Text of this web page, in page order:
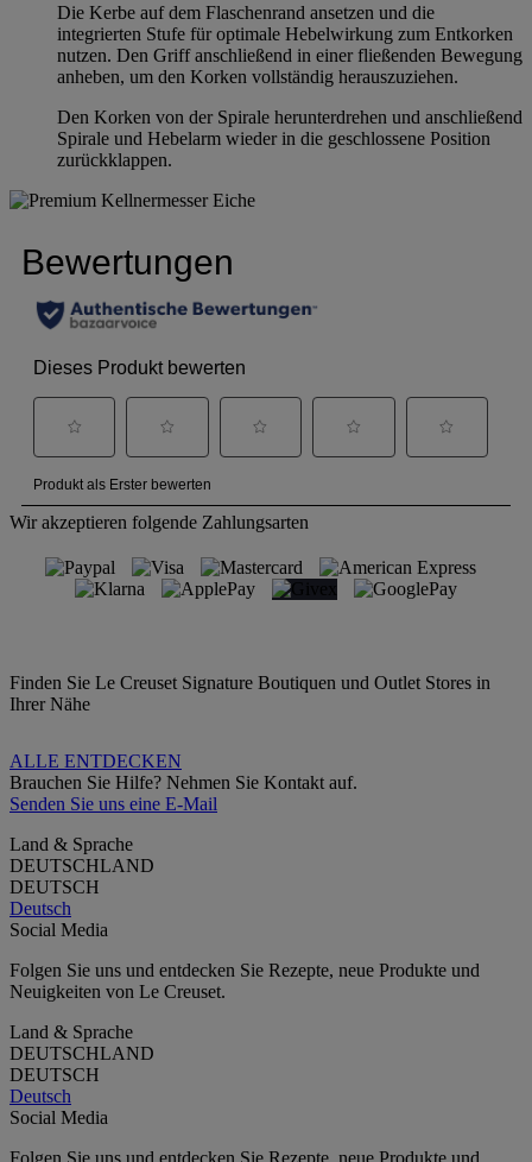
Die Kerbe auf dem Flaschenrand ansetzen und die
integrierten Stufe für optimale Hebelwirkung zum Entkorken
nutzen. Den Griff anschließend in einer fließenden Bewegung
anheben, um den Korken vollständig herauszuziehen.
Den Korken von der Spirale herunterdrehen und anschließend
Spirale und Hebelarm wieder in die geschlossene Position
zurückklappen.
Wir akzeptieren folgende Zahlungsarten
Finden Sie Le Creuset Signature Boutiquen und Outlet Stores in
Ihrer Nähe
ALLE ENTDECKEN
Brauchen Sie Hilfe? Nehmen Sie Kontakt auf.
Senden Sie uns eine E-Mail
Land & Sprache
DEUTSCHLAND
DEUTSCH
Deutsch
Social Media
Folgen Sie uns und entdecken Sie Rezepte, neue Produkte und
Neuigkeiten von Le Creuset.
Land & Sprache
DEUTSCHLAND
DEUTSCH
Deutsch
Social Media